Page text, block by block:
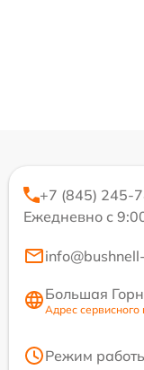
+7 (845) 245-
Ежедневно с
Большая
Адрес сервисного
Режим